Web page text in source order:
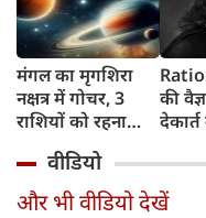
मंगल का मृगशिरा
नक्षत्र में गोचर, 3
राशियों को रहना
सावधान
की
का
वीडियो
और भी वीडियो देखें